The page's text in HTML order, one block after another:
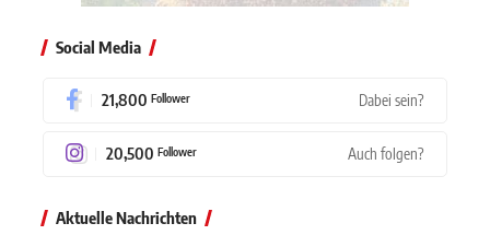
Social Media
21,800 Follower Dabei sein?
20,500 Follower Auch folgen?
Aktuelle Nachrichten